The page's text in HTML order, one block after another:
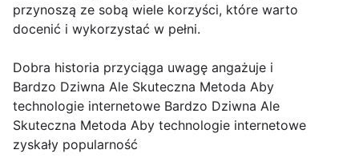
przynoszą ze sobą wiele korzyści, które warto
docenić i wykorzystać w pełni.
Dobra historia przyciąga uwagę angażuje i
Bardzo Dziwna Ale Skuteczna Metoda Aby
technologie internetowe Bardzo Dziwna Ale
Skuteczna Metoda Aby technologie internetowe
zyskały popularność